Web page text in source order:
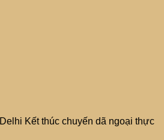
Kết thúc chuyến dã ngoại thực